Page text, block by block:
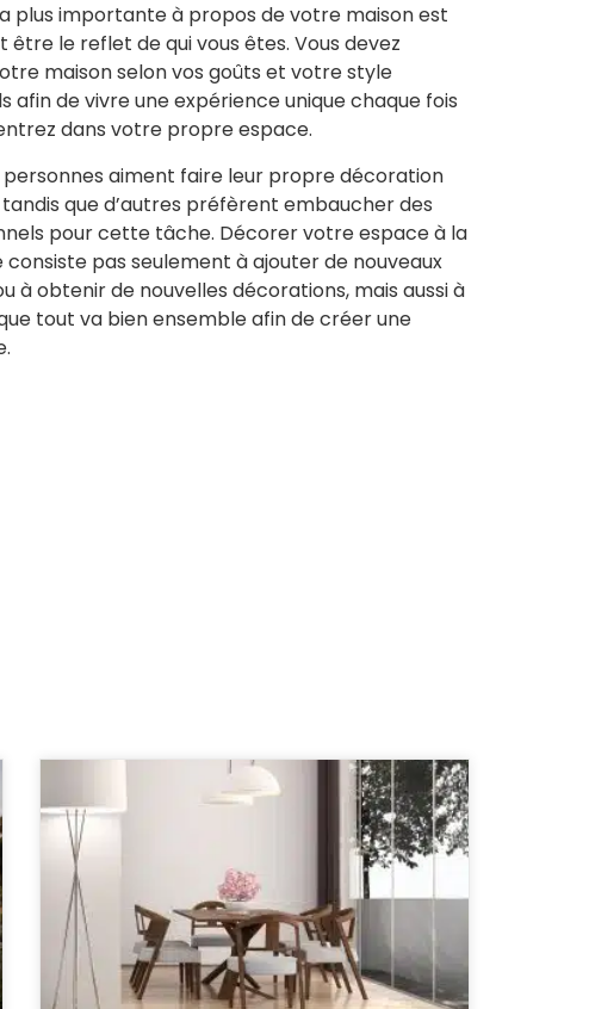
plus importante à propos de votre maison est
être le reflet de qui vous êtes. Vous devez
maison selon vos goûts et votre style
afin de vivre une expérience unique chaque fois
dans votre propre espace.
aiment faire leur propre décoration
que d’autres préfèrent embaucher des
pour cette tâche. Décorer votre espace à la
consiste pas seulement à ajouter de nouveaux
à obtenir de nouvelles décorations, mais aussi à
tout va bien ensemble afin de créer une